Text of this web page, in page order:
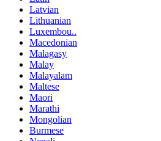
Latvian
Lithuanian
Luxembou..
Macedonian
Malagasy
Malay
Malayalam
Maltese
Maori
Marathi
Mongolian
Burmese